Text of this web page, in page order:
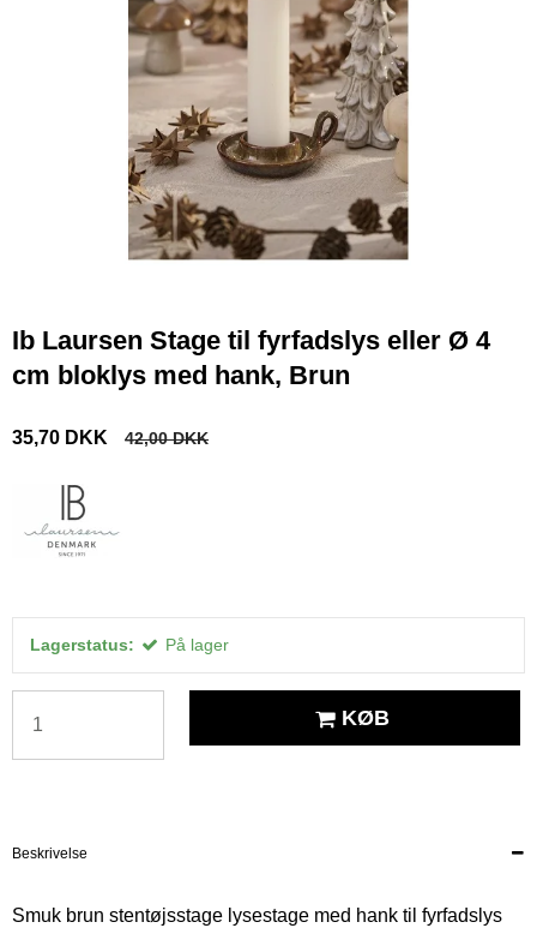
Ib Laursen Stage til fyrfadslys eller Ø 4
cm bloklys med hank, Brun
35,70 DKK 42,00 DKK
Lagerstatus: På lager
KØB
Beskrivelse
Smuk brun stentøjsstage lysestage med hank til fyrfadslys